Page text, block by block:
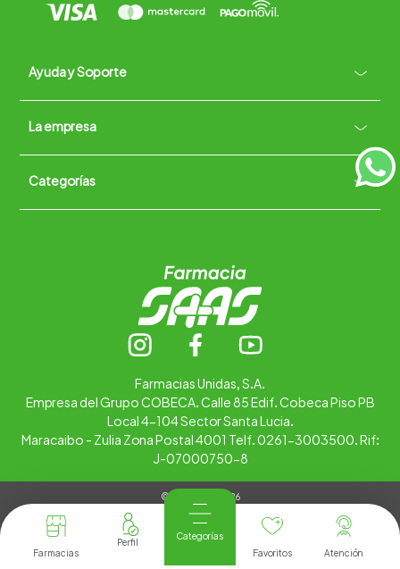
Farmacias
Categorías
Favoritos
Atención
Ayuda y Soporte +
Contacto vía WhatsApp
Términos y condiciones
La empresa +
Quiénes somos
Trabaja con nosotros
Categorías +
Farmacias Unidas, S.A.
Empresa del Grupo COBECA. Calle 85 Edif. Cobeca Piso PB
Local 4-104 Sector Santa Lucia.
Maracaibo - Zulia Zona Postal 4001 Telf. 0261-3003500. Rif:
J-07000750-8
© Copyright 2026
Tienda Virtual desarrollada por
Tecnología